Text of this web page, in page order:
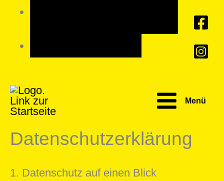
Menü
Datenschutzerklärung
1. Datenschutz auf einen Blick